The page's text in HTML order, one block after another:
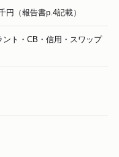
円（報告書p.4記載）
ント・CB・信用・スワップ